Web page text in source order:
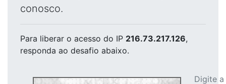
conosco.
Para liberar o acesso do IP 216.73.217.126,
responda ao desafio abaixo.
Digite